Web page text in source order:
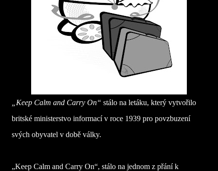
„Keep Calm and Carry On“ stálo na letáku, který vytvořilo
britské ministerstvo informací v roce 1939 pro povzbuzení
svých obyvatel v době války.
„Keep Calm and Carry On“, stálo na jednom z přání k